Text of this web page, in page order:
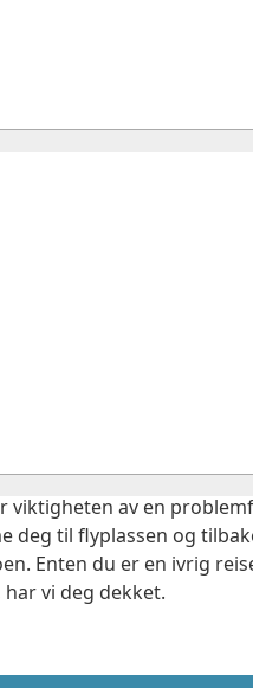
viktigheten av en
til flyplassen og
Enten du er en ivrig
vi deg dekket.